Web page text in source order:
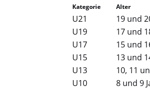
Kategorie Alter
U21 19 und
U19
17 und
U17
15 und
U15
13 und
U13
10, 11
U10
8 und 9